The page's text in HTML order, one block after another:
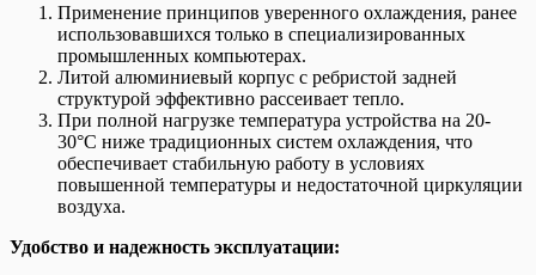
Применение принципов уверенного охлаждения, ранее
использовавшихся только в специализированных
промышленных компьютерах.
Литой алюминиевый корпус с ребристой задней
структурой эффективно рассеивает тепло.
При полной нагрузке температура устройства на 20-
30°C ниже традиционных систем охлаждения, что
обеспечивает стабильную работу в условиях
повышенной температуры и недостаточной циркуляции
воздуха.
Удобство и надежность эксплуатации: